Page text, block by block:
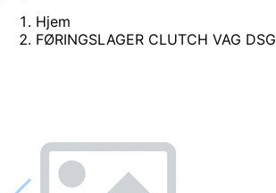
Hjem
FØRINGSLAGER CLUTCH VAG DSG